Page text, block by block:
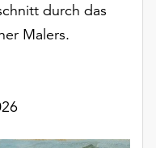
durch das
Malers.